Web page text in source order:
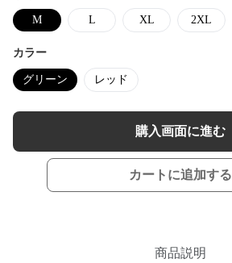
M L XL 2XL
カラー
グリーン レッド
購入画面に進む
カートに追加する
商品説明